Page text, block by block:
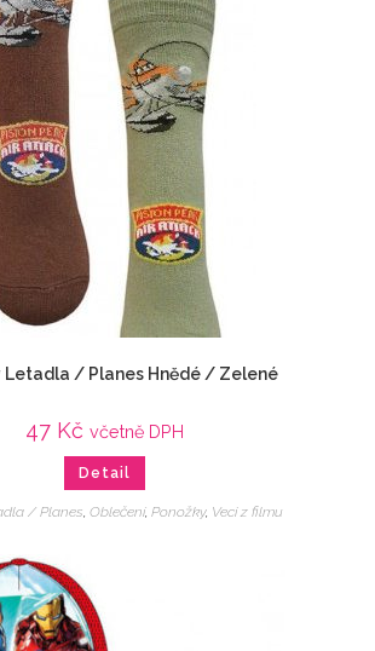
Letadla / Planes Hnědé / Zelené
47 Kč včetně DPH
Detail
/ Planes, Oblečení, Ponožky, Veci z filmu